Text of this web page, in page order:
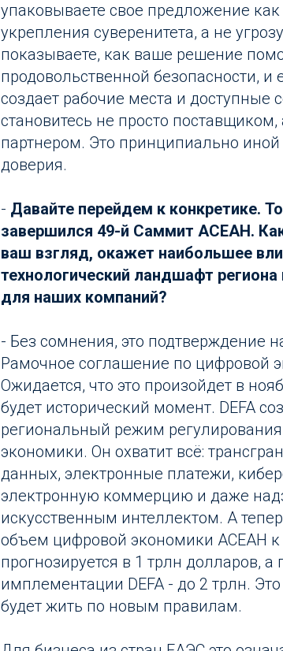
упаковываете свое предложение
укрепления суверенитета, а не
показываете, как ваше решение
продовольственной безопасности, и
создает рабочие места и доступные
становитесь не просто поставщиком,
партнером. Это принципиально иной
доверия.
- Давайте перейдем к конкретике.
завершился 49-й Саммит АСЕАН.
ваш взгляд, окажет наибольшее
технологический ландшафт
для наших компаний?
- Без сомнения, это подтверждение
Рамочное соглашение по цифровой
Ожидается, что это произойдет в
будет исторический момент. DEFA
региональный режим
экономики. Он охватит всё:
данных, электронные платежи,
электронную коммерцию и даже
искусственным интеллектом. А
объем цифровой экономики АСЕАН к
прогнозируется в 1 трлн долларов, а
имплементации DEFA - до 2 трлн.
будет жить по новым правилам.